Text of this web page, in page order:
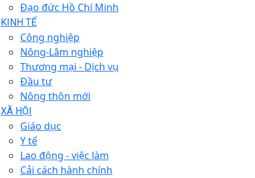
Đạo đức Hồ Chí Minh
KINH TẾ
Công nghiệp
Nông-Lâm nghiệp
Thương mại - Dịch vụ
Đầu tư
Nông thôn mới
XÃ HỘI
Giáo dục
Y tế
Lao động - việc làm
Cải cách hành chính